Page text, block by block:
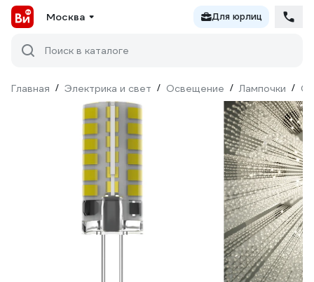
Москва Для юрлиц
Поиск в каталоге
Главная / Электрика и свет / Освещение / Лампочки /